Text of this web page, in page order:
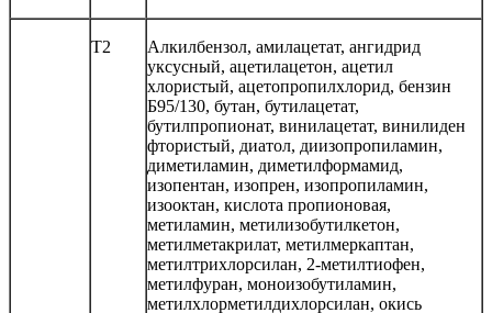
Т2
Алкилбензол, амилацетат, ангидрид
уксусный, ацетилацетон, ацетил
хлористый, ацетопропилхлорид, бензин
Б95/130, бутан, бутилацетат,
бутилпропионат, винилацетат, винилиден
фтористый, диатол, диизопропиламин,
диметиламин, диметилформамид,
изопентан, изопрен, изопропиламин,
изооктан, кислота пропионовая,
метиламин, метилизобутилкетон,
метилметакрилат, метилмеркаптан,
метилтрихлорсилан, 2-метилтиофен,
метилфуран, моноизобутиламин,
метилхлорметилдихлорсилан, окись